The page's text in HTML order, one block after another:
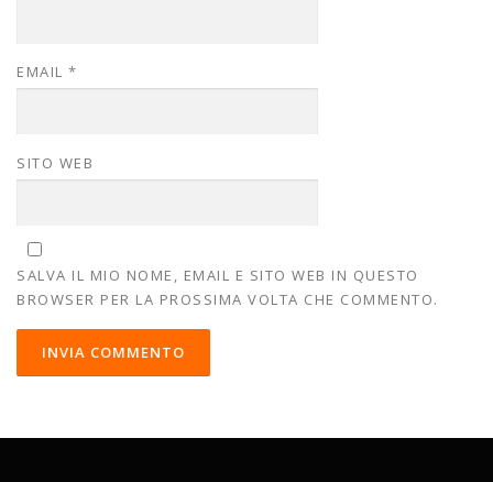
EMAIL *
SITO WEB
SALVA IL MIO NOME, EMAIL E SITO WEB IN QUESTO
BROWSER PER LA PROSSIMA VOLTA CHE COMMENTO.